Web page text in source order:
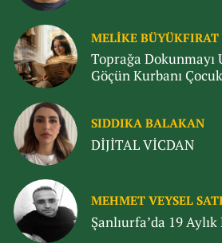
MELIKE BÜYÜKFIRAT
Toprağa
Göçün Kurbanı
SIDDIKA BALAKAN
DİJİTAL VİCDAN
MEHMET VEYSEL
Şanlıurfa’da 19